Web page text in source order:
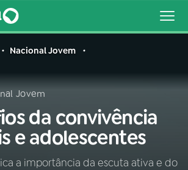
Buscar
Nacional Jovem
Jovem
da convivência
e adolescentes
a importância da escuta ativa e do